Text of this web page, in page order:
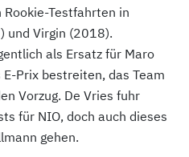
Testfahrten in
und Virgin (2018).
als Ersatz für Maro
Prix bestreiten, das Team
Vorzug. De Vries fuhr
für NIO, doch auch dieses
gehen.